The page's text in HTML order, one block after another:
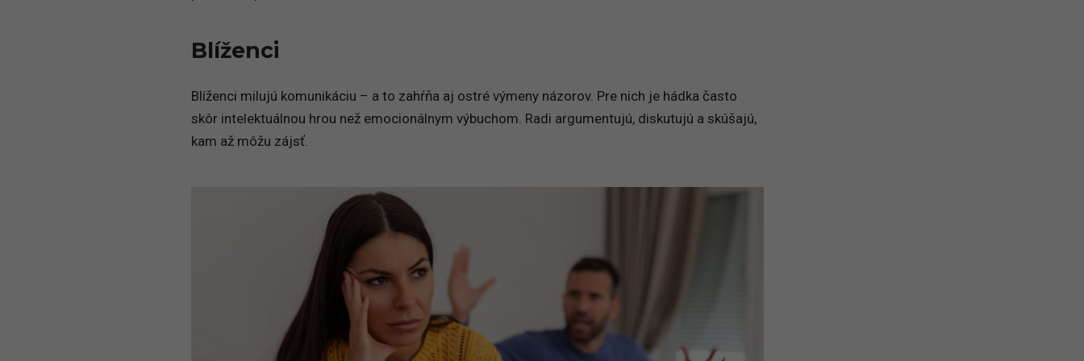
Blíženci
Blíženci milujú komunikáciu – a to zahŕňa aj ostré výmeny názorov. Pre nich je hádka často
skôr intelektuálnou hrou než emocionálnym výbuchom. Radi argumentujú, diskutujú a skúšajú,
kam až môžu zájsť.